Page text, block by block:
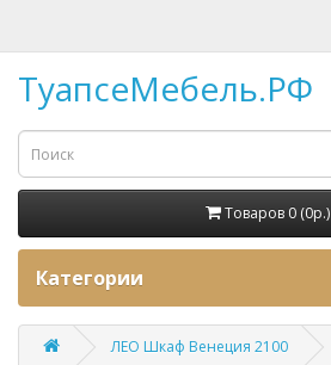
ТуапсеМебель.РФ
Товаров 0 (0p.)
Категории
ЛЕО Шкаф Венеция 2100